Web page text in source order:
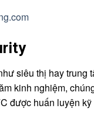
siêu thị hay
kinh nghiệm,
được huấn luyện